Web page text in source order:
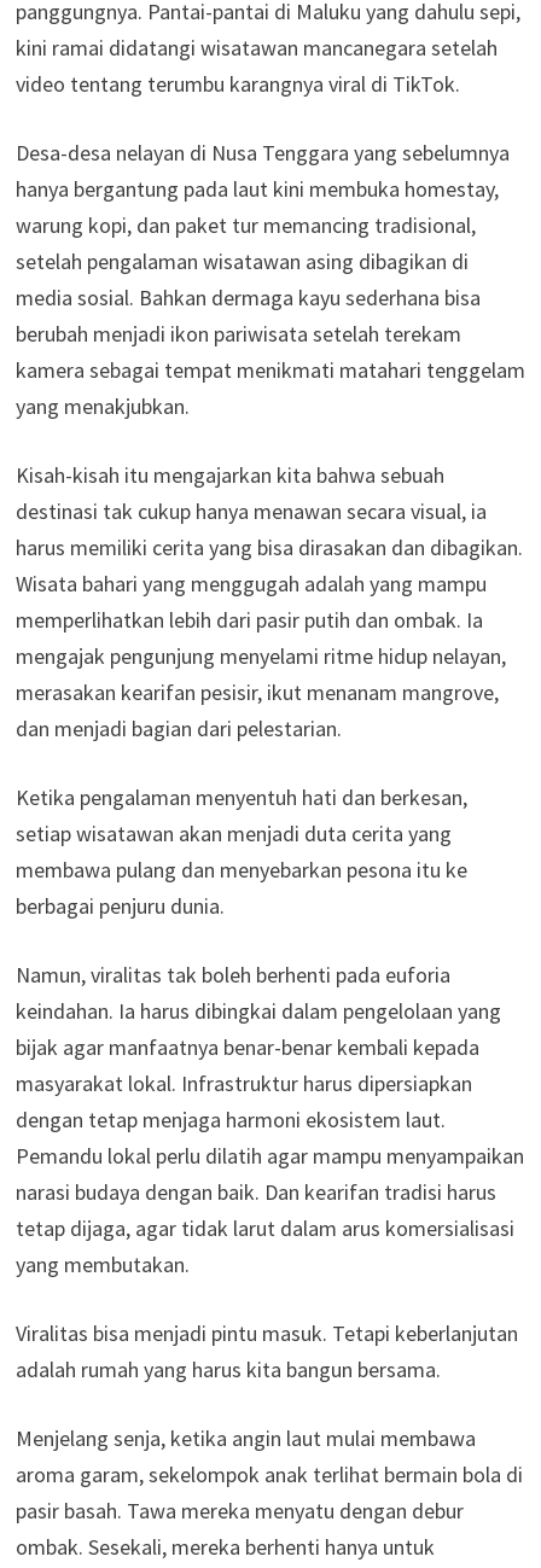
panggungnya. Pantai-pantai di Maluku yang dahulu sepi,
kini ramai didatangi wisatawan mancanegara setelah
video tentang terumbu karangnya viral di TikTok.
Desa-desa nelayan di Nusa Tenggara yang sebelumnya
hanya bergantung pada laut kini membuka homestay,
warung kopi, dan paket tur memancing tradisional,
setelah pengalaman wisatawan asing dibagikan di
media sosial. Bahkan dermaga kayu sederhana bisa
berubah menjadi ikon pariwisata setelah terekam
kamera sebagai tempat menikmati matahari tenggelam
yang menakjubkan.
Kisah-kisah itu mengajarkan kita bahwa sebuah
destinasi tak cukup hanya menawan secara visual, ia
harus memiliki cerita yang bisa dirasakan dan dibagikan.
Wisata bahari yang menggugah adalah yang mampu
memperlihatkan lebih dari pasir putih dan ombak. Ia
mengajak pengunjung menyelami ritme hidup nelayan,
merasakan kearifan pesisir, ikut menanam mangrove,
dan menjadi bagian dari pelestarian.
Ketika pengalaman menyentuh hati dan berkesan,
setiap wisatawan akan menjadi duta cerita yang
membawa pulang dan menyebarkan pesona itu ke
berbagai penjuru dunia.
Namun, viralitas tak boleh berhenti pada euforia
keindahan. Ia harus dibingkai dalam pengelolaan yang
bijak agar manfaatnya benar-benar kembali kepada
masyarakat lokal. Infrastruktur harus dipersiapkan
dengan tetap menjaga harmoni ekosistem laut.
Pemandu lokal perlu dilatih agar mampu menyampaikan
narasi budaya dengan baik. Dan kearifan tradisi harus
tetap dijaga, agar tidak larut dalam arus komersialisasi
yang membutakan.
Viralitas bisa menjadi pintu masuk. Tetapi keberlanjutan
adalah rumah yang harus kita bangun bersama.
Menjelang senja, ketika angin laut mulai membawa
aroma garam, sekelompok anak terlihat bermain bola di
pasir basah. Tawa mereka menyatu dengan debur
ombak. Sesekali, mereka berhenti hanya untuk